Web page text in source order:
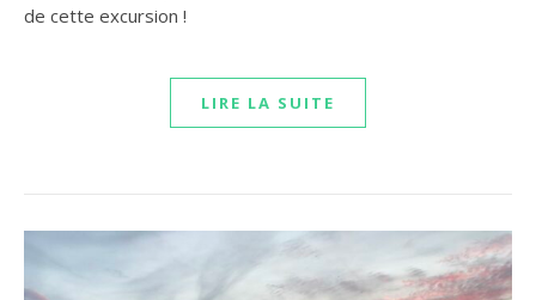
de cette excursion !
LIRE LA SUITE